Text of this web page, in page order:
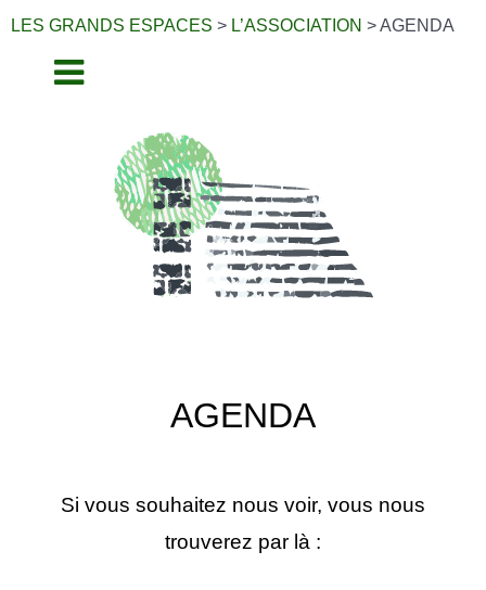
LES GRANDS ESPACES > L’ASSOCIATION >AGENDA
AGENDA
Si vous souhaitez nous voir, vous nous
trouverez par là :